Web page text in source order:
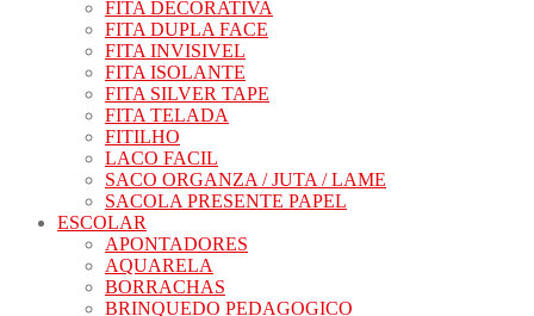
FITA DECORATIVA
FITA DUPLA FACE
FITA INVISIVEL
FITA ISOLANTE
FITA SILVER TAPE
FITA TELADA
FITILHO
LACO FACIL
SACO ORGANZA / JUTA / LAME
SACOLA PRESENTE PAPEL
ESCOLAR
APONTADORES
AQUARELA
BORRACHAS
BRINQUEDO PEDAGOGICO